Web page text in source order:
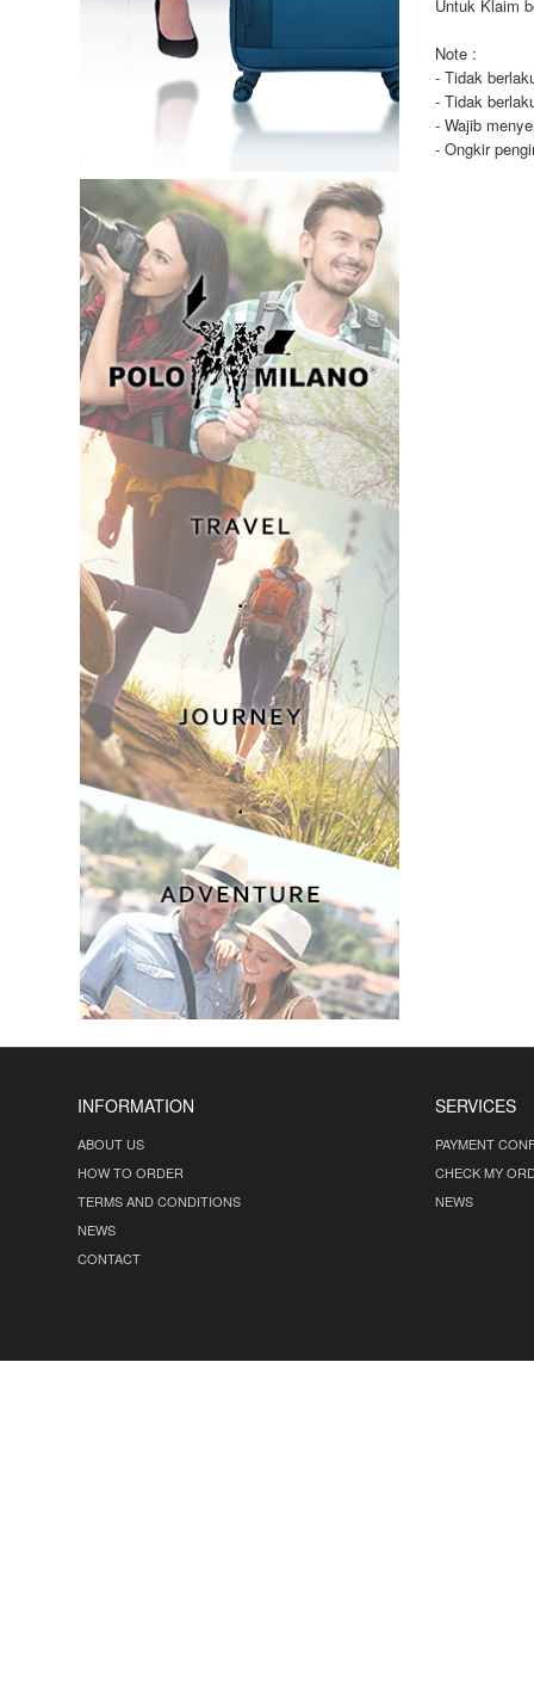
Untuk Klaim
Note :
- Tidak
- Tidak
- Wajib
- Ongkir
INFORMATION
ABOUT US
HOW TO ORDER
TERMS AND CONDITIONS
NEWS
CONTACT
SERVICES
PAYMENT
CHECK MY
NEWS